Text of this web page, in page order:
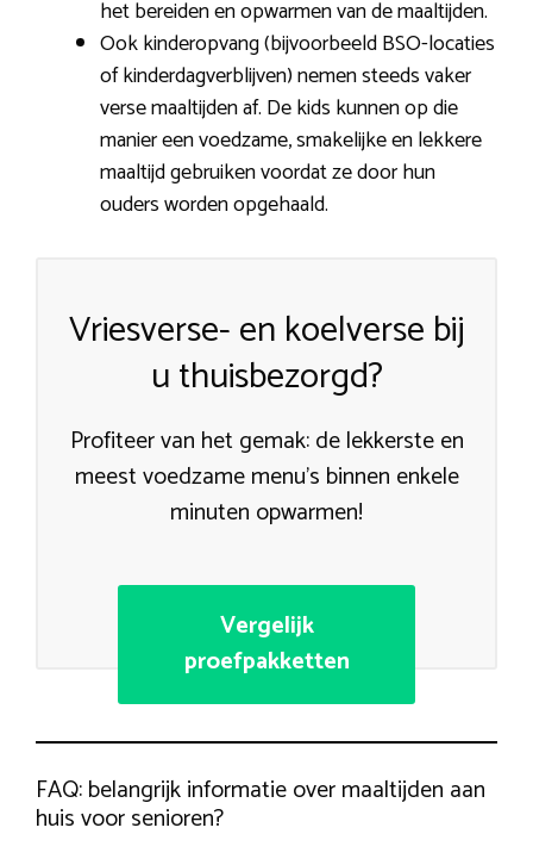
het bereiden en opwarmen van de maaltijden.
Ook kinderopvang (bijvoorbeeld BSO-locaties
of kinderdagverblijven) nemen steeds vaker
verse maaltijden af. De kids kunnen op die
manier een voedzame, smakelijke en lekkere
maaltijd gebruiken voordat ze door hun
ouders worden opgehaald.
Vriesverse- en koelverse bij
u thuisbezorgd?
Profiteer van het gemak: de lekkerste en
meest voedzame menu’s binnen enkele
minuten opwarmen!
Vergelijk
proefpakketten
FAQ: belangrijk informatie over maaltijden aan
huis voor senioren?